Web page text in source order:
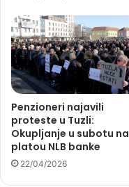
Penzioneri najavili
proteste u Tuzli:
Okupljanje u subotu na
platou NLB banke
22/04/2026